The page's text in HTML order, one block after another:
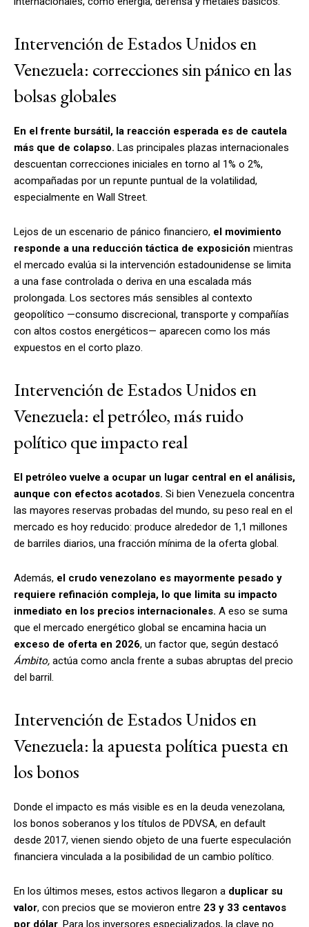
Intervención de Estados Unidos en
Venezuela: correcciones sin pánico en las
bolsas globales
En el frente bursátil, la reacción esperada es de cautela
más que de colapso. Las principales plazas internacionales
descuentan correcciones iniciales en torno al 1% o 2%,
acompañadas por un repunte puntual de la volatilidad,
especialmente en Wall Street.
Lejos de un escenario de pánico financiero, el movimiento
responde a una reducción táctica de exposición mientras
el mercado evalúa si la intervención estadounidense se limita
a una fase controlada o deriva en una escalada más
prolongada. Los sectores más sensibles al contexto
geopolítico —consumo discrecional, transporte y compañías
con altos costos energéticos— aparecen como los más
expuestos en el corto plazo.
Intervención de Estados Unidos en
Venezuela: el petróleo, más ruido
político que impacto real
El petróleo vuelve a ocupar un lugar central en el análisis,
aunque con efectos acotados. Si bien Venezuela concentra
las mayores reservas probadas del mundo, su peso real en el
mercado es hoy reducido: produce alrededor de 1,1 millones
de barriles diarios, una fracción mínima de la oferta global.
Además, el crudo venezolano es mayormente pesado y
requiere refinación compleja, lo que limita su impacto
inmediato en los precios internacionales. A eso se suma
que el mercado energético global se encamina hacia un
exceso de oferta en 2026, un factor que, según destacó
Ámbito, actúa como ancla frente a subas abruptas del precio
del barril.
Intervención de Estados Unidos en
Venezuela: la apuesta política puesta en
los bonos
Donde el impacto es más visible es en la deuda venezolana,
los bonos soberanos y los títulos de PDVSA, en default
desde 2017, vienen siendo objeto de una fuerte especulación
financiera vinculada a la posibilidad de un cambio político.
En los últimos meses, estos activos llegaron a duplicar su
valor, con precios que se movieron entre 23 y 33 centavos
por dólar . Para los inversores especializados, la clave no